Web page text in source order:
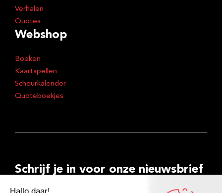
Verhalen
Quotes
Webshop
Boeken
Kaartspellen
Scheurkalender
Quoteboekjes
Schrijf je in voor onze nieuwsbrief